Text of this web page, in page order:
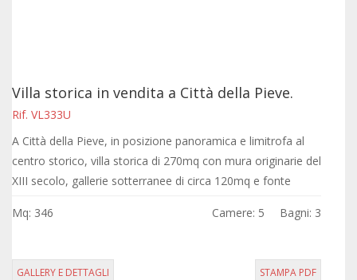
Villa storica in vendita a Città della Pieve.
Rif. VL333U
A Città della Pieve, in posizione panoramica e limitrofa al
centro storico, villa storica di 270mq con mura originarie del
XIII secolo, gallerie sotterranee di circa 120mq e fonte
Mq: 346 Camere: 5 Bagni: 3
GALLERY E DETTAGLI STAMPA PDF